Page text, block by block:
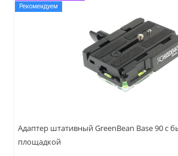
Рекомендуем
Адаптер штативный GreenBean Base 90 с
площадкой